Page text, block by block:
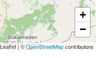
+
−
Leaflet|©OpenStreetMapcontributors